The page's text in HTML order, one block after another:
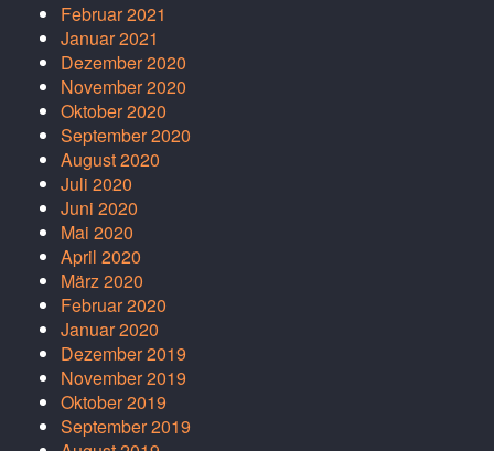
Februar 2021
Januar 2021
Dezember 2020
November 2020
Oktober 2020
September 2020
August 2020
Juli 2020
Juni 2020
Mai 2020
April 2020
März 2020
Februar 2020
Januar 2020
Dezember 2019
November 2019
Oktober 2019
September 2019